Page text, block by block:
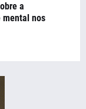
a
mental nos